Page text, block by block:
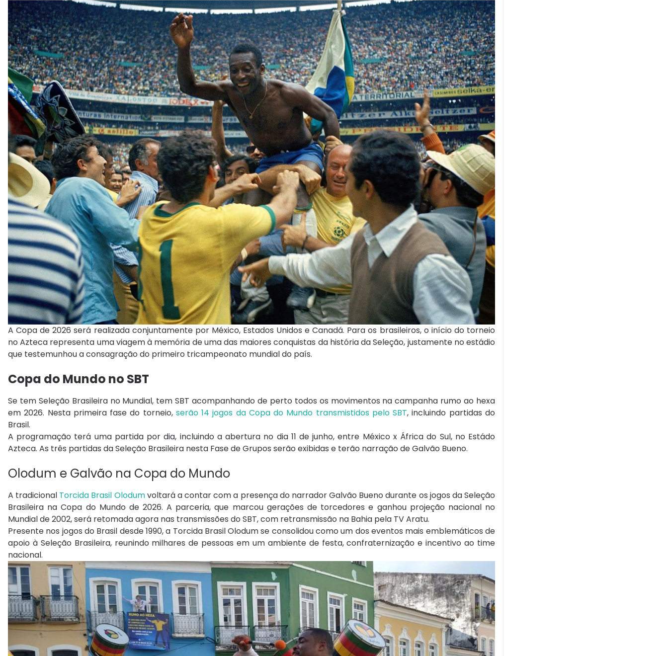
A Copa de 2026 será realizada conjuntamente por México, Estados Unidos e Canadá. Para os brasileiros, o início do torneio
no Azteca representa uma viagem à memória de uma das maiores conquistas da história da Seleção, justamente no estádio
que testemunhou a consagração do primeiro tricampeonato mundial do país.
Copa do Mundo no SBT
Se tem Seleção Brasileira no Mundial, tem SBT acompanhando de perto todos os movimentos na campanha rumo ao hexa
em 2026. Nesta primeira fase do torneio, serão 14 jogos da Copa do Mundo transmistidos pelo SBT, incluindo partidas do
Brasil.
A programação terá uma partida por dia, incluindo a abertura no dia 11 de junho, entre México x África do Sul, no Estádo
Azteca. As três partidas da Seleção Brasileira nesta Fase de Grupos serão exibidas e terão narração de Galvão Bueno.
Olodum e Galvão na Copa do Mundo
A tradicional Torcida Brasil Olodumvoltará a contar com a presença do narrador Galvão Bueno durante os jogos da Seleção
Brasileira na Copa do Mundo de 2026. A parceria, que marcou gerações de torcedores e ganhou projeção nacional no
Mundial de 2002, será retomada agora nas transmissões do SBT, com retransmissão na Bahia pela TV Aratu.
Presente nos jogos do Brasil desde 1990, a Torcida Brasil Olodum se consolidou como um dos eventos mais emblemáticos de
apoio à Seleção Brasileira, reunindo milhares de pessoas em um ambiente de festa, confraternização e incentivo ao time
nacional.